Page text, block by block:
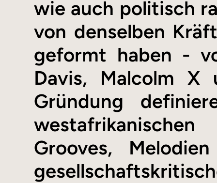
wie auch politisch
von denselben
geformt haben -
Davis, Malcolm
Gründung
Grooves,